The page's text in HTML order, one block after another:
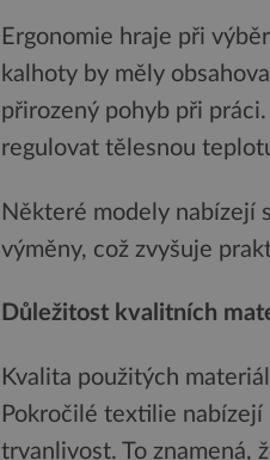
Ergonomie hraje při
kalhoty by měly
přirozený pohyb při
regulovat tělesnou
Některé modely nabízejí
výměny, což zvyšuje
Důležitost kvalitních
Kvalita použitých
Pokročilé textilie
trvanlivost. To znamená,